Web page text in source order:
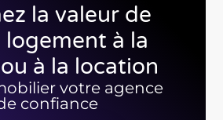
la valeur de
à la
à la location
votre agence
confiance